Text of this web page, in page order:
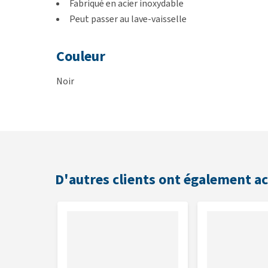
Fabriqué en acier inoxydable
Peut passer au lave-vaisselle
Couleur
Noir
Contenu
D'autres clients ont également